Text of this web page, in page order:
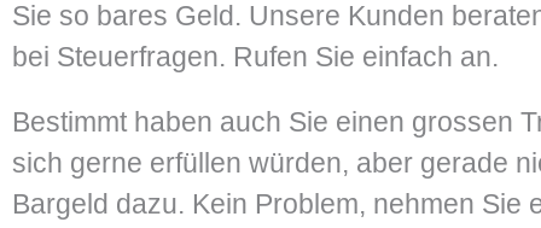
Sie so bares Geld. Unsere Kunden
bei Steuerfragen. Rufen Sie einfach an.
Bestimmt haben auch Sie einen grossen
sich gerne erfüllen würden, aber gerade
Bargeld dazu. Kein Problem, nehmen Sie